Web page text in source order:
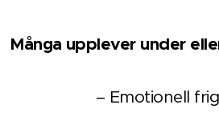
Många upplever under
– Emotionell